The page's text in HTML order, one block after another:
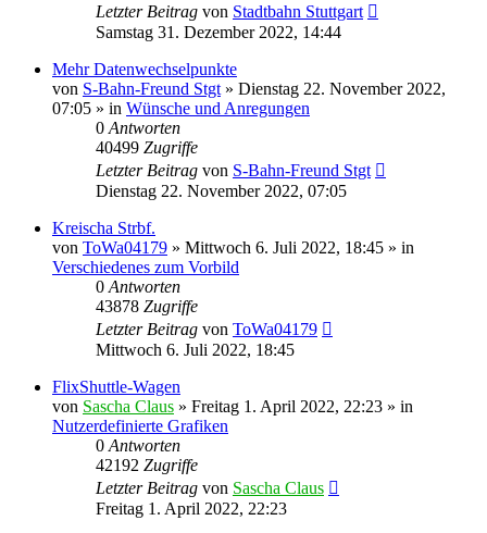
Letzter Beitrag von Stadtbahn Stuttgart
Samstag 31. Dezember 2022, 14:44
Mehr Datenwechselpunkte
von S-Bahn-Freund Stgt » Dienstag 22. November 2022,
07:05 » in Wünsche und Anregungen
0 Antworten
40499 Zugriffe
Letzter Beitrag von S-Bahn-Freund Stgt
Dienstag 22. November 2022, 07:05
Kreischa Strbf.
von ToWa04179 » Mittwoch 6. Juli 2022, 18:45 » in
Verschiedenes zum Vorbild
0 Antworten
43878 Zugriffe
Letzter Beitrag von ToWa04179
Mittwoch 6. Juli 2022, 18:45
FlixShuttle-Wagen
von Sascha Claus » Freitag 1. April 2022, 22:23 » in
Nutzerdefinierte Grafiken
0 Antworten
42192 Zugriffe
Letzter Beitrag von Sascha Claus
Freitag 1. April 2022, 22:23